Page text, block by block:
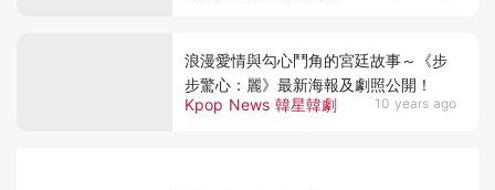
Kpop News 韓星韓劇 10 years ago
浪漫愛情與勾心鬥角的宮廷故事～《步
步驚心：麗》最新海報及劇照公開！